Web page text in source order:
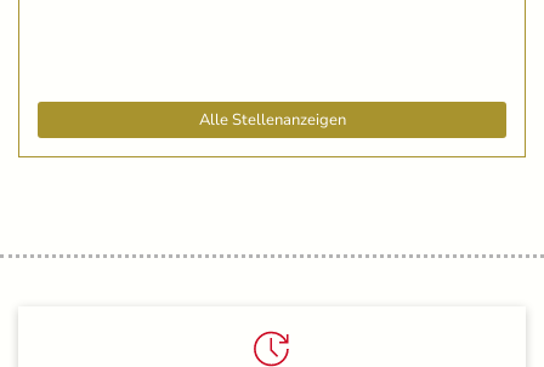
Alle Stellenanzeigen